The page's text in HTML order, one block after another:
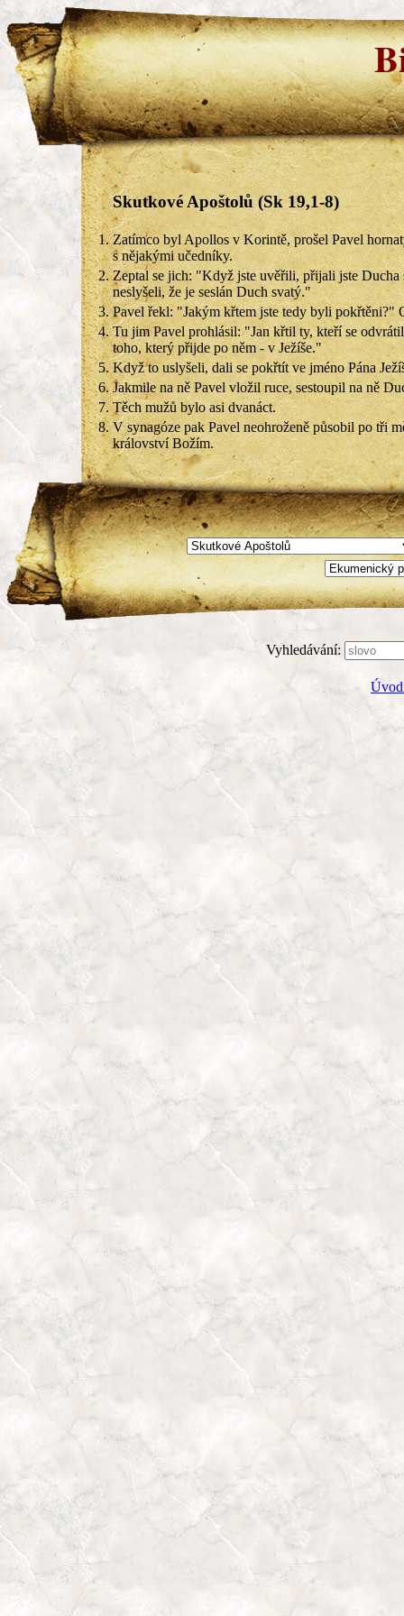
Skutkové Apoštolů (Sk 19,1-8)
1. Zatímco byl Apollos v Korintě, prošel Pavel
s nějakými učedníky.
2. Zeptal se jich: "Když jste uvěřili, přijali jste
neslyšeli, že je seslán Duch svatý."
3. Pavel řekl: "Jakým křtem jste tedy byli
4. Tu jim Pavel prohlásil: "Jan křtil ty, kteří se
toho, který přijde po něm - v Ježíše."
5. Když to uslyšeli, dali se pokřtít ve jméno Pána
6. Jakmile na ně Pavel vložil ruce, sestoupil na ně
7. Těch mužů bylo asi dvanáct.
8. V synagóze pak Pavel neohroženě působil po tři
království Božím.
Vyhledávání: